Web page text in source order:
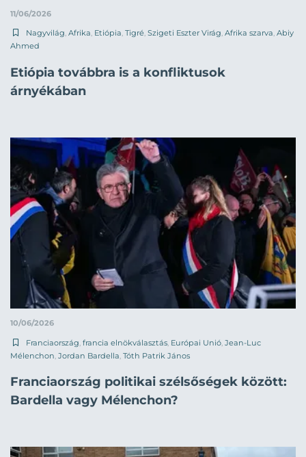
11/06/2026
Nagyvilág, Afrika, Etiópia, Tigré, Szigeti Eszter Virág, Afrika szarva, Abiy
Ahmed
Etiópia továbbra is a konfliktusok
árnyékában
10/06/2026
Franciaország francia elnökválasztás Európai Unió Jean-Luc
Mélenchon Jordan Bardella Tóth Patrik János
Franciaország politikai szélsőségek között:
Bardella vagy Mélenchon?